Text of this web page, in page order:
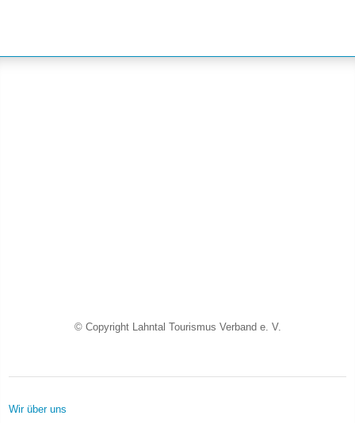
© Copyright Lahntal Tourismus Verband e. V.
Wir über uns